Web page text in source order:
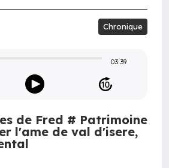
Chronique
03:39
de Fred # Patrimoine
l'ame de val d'isere,